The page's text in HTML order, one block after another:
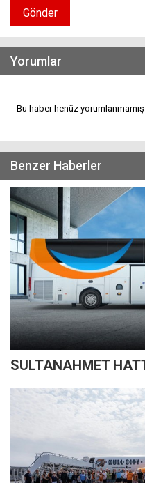
Gönder
Yorumlar
Bu haber henüz yorumlanmamış...
Benzer Haberler
SULTANAHMET